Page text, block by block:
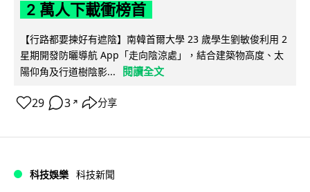
2 萬人下載衝榜首
【行路都要揀好有遮陰】南韓首爾大學 23 歲學生劉敏俊利用 2
星期開發防曬導航 App「走向陰涼處」，結合建築物高度、太
陽仰角及行道樹陰影...
閱讀全文
29 3 ↗ 分享
科技娛樂 科技新聞